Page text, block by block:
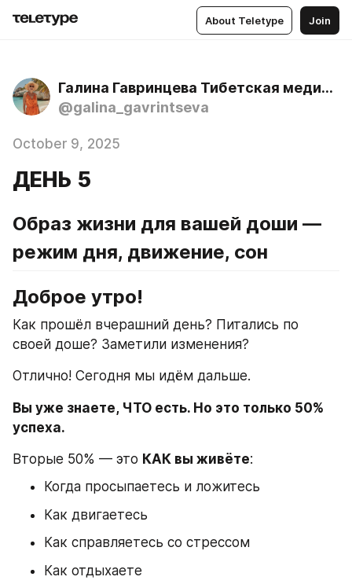
About Teletype Join
Галина Гавринцева Тибетская медицина, аюрведа, йога
@galina_gavrintseva
October 9, 2025
ДЕНЬ 5
Образ жизни для вашей доши —
режим дня, движение, сон
Доброе утро!
Как прошёл вчерашний день? Питались по
своей доше? Заметили изменения?
Отлично! Сегодня мы идём дальше.
Вы уже знаете, ЧТО есть. Но это только 50%
успеха.
Вторые 50% — это КАК вы живёте:
Когда просыпаетесь и ложитесь
Как двигаетесь
Как справляетесь со стрессом
Как отдыхаете